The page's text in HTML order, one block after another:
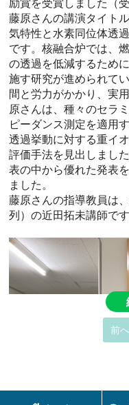
藤原さんの講演タイト
気特性と水素同位体透
です。核融合炉では、
の透過を低減するため
施す研究が進められて
間と労力がかかり、実
原さんは、種々のセラ
ピーダンス測定を適用
透過挙動に対する重イ
評価手法を見出しまし
表の中から優れた発表
ました。
藤原さんの指導教員は
列）の近田拓未講師です
前へ